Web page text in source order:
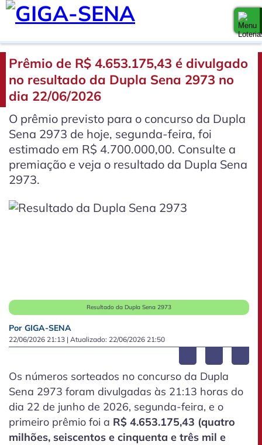
Prêmio de R$ 4.653.175,43 é divulgado
no resultado da Dupla Sena 2973 no
dia 22/06/2026
O prêmio previsto para o concurso da Dupla
Sena 2973 de hoje, segunda-feira, foi
estimado em R$ 4.700.000,00. Consulte a
premiação e veja o resultado da Dupla Sena
2973.
Resultado da Dupla Sena 2973
Por GIGA-SENA
22/06/2026 21:13 | Atualizado: 22/06/2026 21:50
Os números sorteados no concurso da Dupla
Sena 2973 foram divulgadas às 21:13 horas do
dia 22 de junho de 2026, segunda-feira, e o
primeiro prêmio foi a R$ 4.653.175,43 (quatro
milhões, seiscentos e cinquenta e três mil e